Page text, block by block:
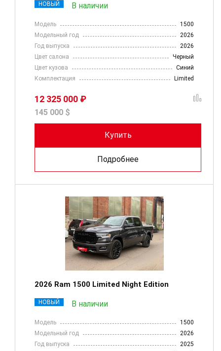
НОВЫЙ В наличии
Модель
1500
Модельный год
2026
Год выпуска
2026
Цвет салона
Черный
Цвет кузова
Синий
Комплектация
Limited
12 325 000 ₽
145 000 $
Купить
Подробнее
2026 Ram 1500 Limited Night Edition
НОВЫЙ В наличии
Модель
1500
Модельный год
2026
Год выпуска
2025